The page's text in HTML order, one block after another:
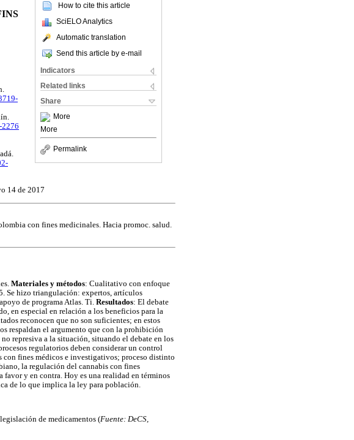
How to cite this article
SciELO Analytics
Automatic translation
Send this article by e-mail
Indicators
Related links
Share
More
More
Permalink
14 de 2017
con fines medicinales. Hacia promoc. salud.
Materiales y métodos: Cualitativo con enfoque
Se hizo triangulación: expertos, artículos
de programa Atlas. Ti. Resultados: El debate
en especial en relación a los beneficios para la
reconocen que no son suficientes; en estos
respaldan el argumento que con la prohibición
represiva a la situación, situando el debate en los
regulatorios deben considerar un control
fines médicos e investigativos; proceso distinto
la regulación del cannabis con fines
favor y en contra. Hoy es una realidad en términos
de lo que implica la ley para población.
de medicamentos (Fuente: DeCS,